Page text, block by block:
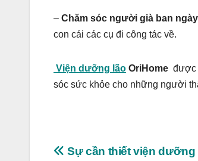
– Chăm sóc người già ban ngày
con cái các cụ đi công tác về.
Viện dưỡng lão OriHome được
sóc sức khỏe cho những người
Post
Sự cần thiết viện